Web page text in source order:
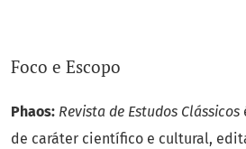
Foco e Escopo
Phaos: Revista de Estudos Clássicos
de caráter científico e cultural,